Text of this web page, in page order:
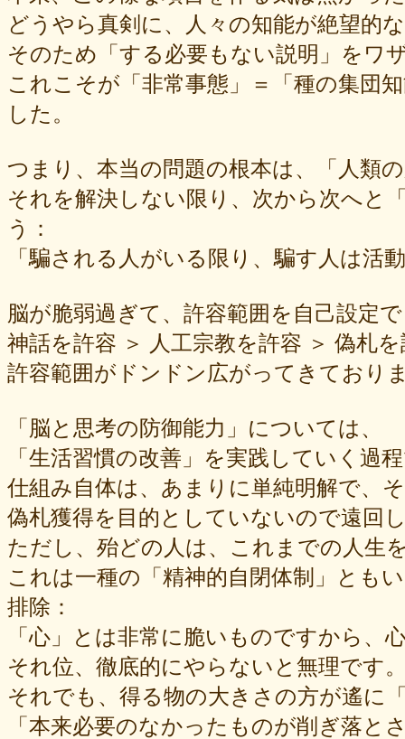
どうやら真剣に、人々の知能が絶望的
そのため「する必要もない説明」を
これこそが「非常事態」＝「種の集団
した。
つまり、本当の問題の根本は、「人類
それを解決しない限り、次から次へと
う：
「騙される人がいる限り、騙す人は活
脳が脆弱過ぎて、許容範囲を自己設定
神話を許容 ＞ 人工宗教を許容 ＞ 偽札
許容範囲がドンドン広がってきており
「脳と思考の防御能力」については、
「生活習慣の改善」を実践していく過
仕組み自体は、あまりに単純明解で、
偽札獲得を目的としていないので遠回
ただし、殆どの人は、これまでの人生
これは一種の「精神的自閉体制」とも
排除：
「心」とは非常に脆いものですから、
それ位、徹底的にやらないと無理です
それでも、得る物の大きさの方が遙に
「本来必要のなかったものが削ぎ落